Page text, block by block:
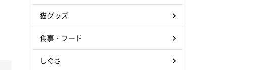
猫グッズ
食事・フード
しぐさ